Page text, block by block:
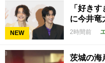
NEW
「好き
に今井竜
2時間前
茨城の海